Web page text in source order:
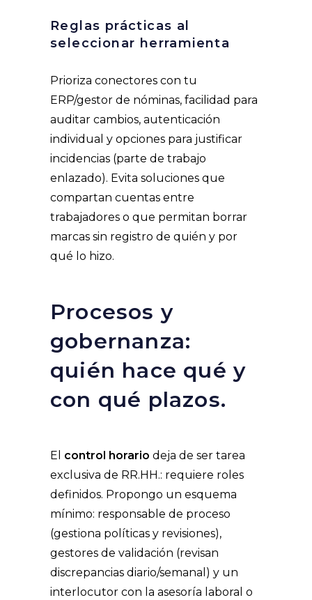
Reglas prácticas al
seleccionar herramienta
Prioriza conectores con tu
ERP/gestor de nóminas, facilidad para
auditar cambios, autenticación
individual y opciones para justificar
incidencias (parte de trabajo
enlazado). Evita soluciones que
compartan cuentas entre
trabajadores o que permitan borrar
marcas sin registro de quién y por
qué lo hizo.
Procesos y
gobernanza:
quién hace qué y
con qué plazos.
El control horario deja de ser tarea
exclusiva de RR.HH.: requiere roles
definidos. Propongo un esquema
mínimo: responsable de proceso
(gestiona políticas y revisiones),
gestores de validación (revisan
discrepancias diario/semanal) y un
interlocutor con la asesoría laboral o